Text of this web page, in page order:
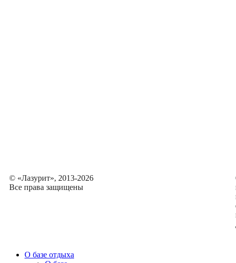
© «Лазурит», 2013-2026
Все права защищены
О базе отдыха